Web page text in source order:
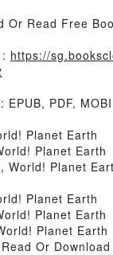
Or Read Free
https://
EPUB, PDF,
Planet Earth
Planet Earth
World! Planet
Planet Earth
Planet Earth
Planet Earth
Or